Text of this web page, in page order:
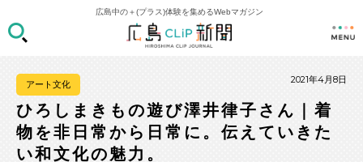
広島中の＋(プラス)体験を集めるWebマガジン
アート文化 2021年4月8日
ひろしまきもの遊び澤井律子さん｜着
物を非日常から日常に。伝えていきた
い和文化の魅力。